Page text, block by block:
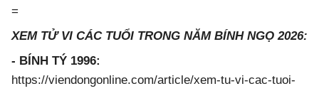
=
XEM TỬ VI CÁC TUỔI TRONG NĂM BÍNH NGỌ 2026:
- BÍNH TÝ 1996:
https://viendongonline.com/article/xem-tu-vi-cac-tuoi-